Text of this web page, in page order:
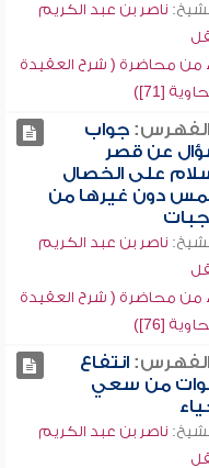
ناصر بن عبد الكريم
من محاضرة ( شرح العقيدة
[71])
الفهرس:جواب
عن قصر
على الخصال
دون غيرها من
ناصر بن عبد الكريم
من محاضرة ( شرح العقيدة
[76])
الفهرس:انتفاع
من سعي
ناصر بن عبد الكريم